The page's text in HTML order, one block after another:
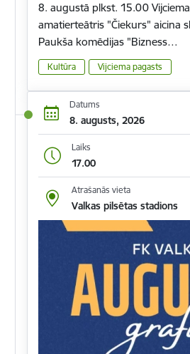
8. augustā plkst. 15.00
amatierteātris "Čiekurs" aicina
Paukša komēdijas "Bizness…
Kultūra Vijciema pagasts
Datums
8. augusts, 2026
Laiks
17.00
Atrašanās vieta
Valkas pilsētas stadions